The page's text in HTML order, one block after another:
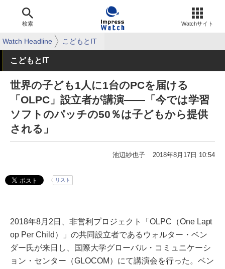
検索 Watchサイト
Watch Headline こどもとIT
こどもとIT
世界の子ども1人に1台のPCを届ける
「OLPC」設立者が講演――「今では学習
ソフトのパッチの50％は子どもから提供
される」
池辺紗也子 2018年8月17日 10:54
リスト
2018年8月2日、非営利プロジェクト「OLPC（One Lapt
op Per Child）」の共同設立者であるウォルター・ベン
ダー氏が来日し、国際大学グローバル・コミュニケーシ
ョン・センター（GLOCOM）にて講演会を行った。ベン